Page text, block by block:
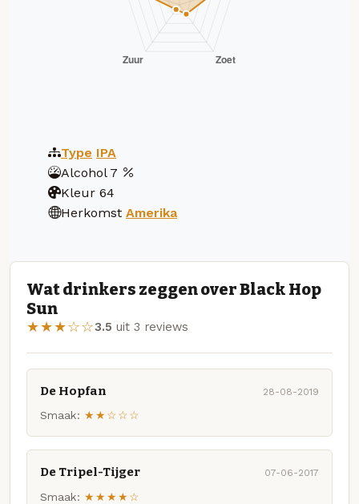
Type IPA
Alcohol 7
Kleur 64
Herkomst Amerika
Wat drinkers zeggen over Black Hop
Sun
★★★☆☆3.5 uit 3 reviews
De Hopfan 28-08-2019
Smaak: ★★☆☆☆
De Tripel-Tijger 07-06-2017
Smaak: ★★★★☆